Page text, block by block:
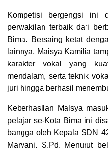
Kompetisi bergengsi ini
perwakilan terbaik dari
Bima. Bersaing ketat
lainnya, Maisya Kamilia
karakter vokal yang
mendalam, serta teknik
juri hingga berhasil
Keberhasilan Maisya
pelajar se-Kota Bima ini
bangga oleh Kepala SDN
Maryani, S.Pd. Menurut